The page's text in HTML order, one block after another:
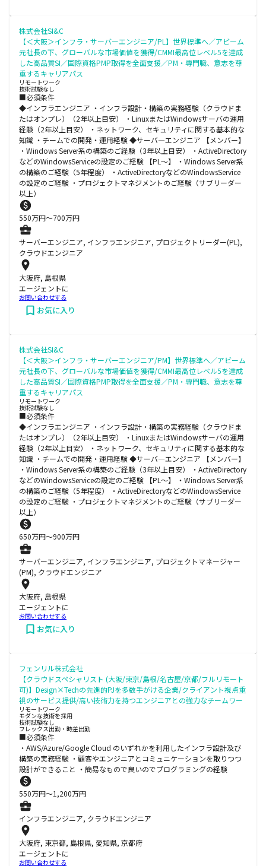
株式会社SI&C
【＜大阪＞インフラ・サーバーエンジニア/PL】世界標準へ／アビーム
元社長の下、グローバルな市場価値を獲得/CMMI最高位レベル5を達成
した高品質SI／国際資格PMP取得を全面支援／PM・専門職、意志を尊
重するキャリアパス
リモートワーク
技術試験なし
■必須条件
◆インフラエンジニア ・インフラ設計・構築の実務経験（クラウドま
たはオンプレ）（2年以上目安） ・LinuxまたはWindowsサーバの運用
経験（2年以上目安） ・ネットワーク、セキュリティに関する基本的な
知識 ・チームでの開発・運用経験 ◆サーバ―エンジニア 【メンバー】
・Windows Server系の構築のご経験（3年以上目安） ・ActiveDirectory
などのWindowsServiceの設定のご経験 【PL～】 ・Windows Server系
の構築のご経験（5年程度） ・ActiveDirectoryなどのWindowsService
の設定のご経験 ・プロジェクトマネジメントのご経験（サブリーダー
以上）
550万円〜700万円
サーバーエンジニア, インフラエンジニア, プロジェクトリーダー(PL),
クラウドエンジニア
大阪府, 島根県
エージェントに
お問い合わせする
お気に入り
株式会社SI&C
【＜大阪＞インフラ・サーバーエンジニア/PM】世界標準へ／アビーム
元社長の下、グローバルな市場価値を獲得/CMMI最高位レベル5を達成
した高品質SI／国際資格PMP取得を全面支援／PM・専門職、意志を尊
重するキャリアパス
リモートワーク
技術試験なし
■必須条件
◆インフラエンジニア ・インフラ設計・構築の実務経験（クラウドま
たはオンプレ）（2年以上目安） ・LinuxまたはWindowsサーバの運用
経験（2年以上目安） ・ネットワーク、セキュリティに関する基本的な
知識 ・チームでの開発・運用経験 ◆サーバ―エンジニア 【メンバー】
・Windows Server系の構築のご経験（3年以上目安） ・ActiveDirectory
などのWindowsServiceの設定のご経験 【PL～】 ・Windows Server系
の構築のご経験（5年程度） ・ActiveDirectoryなどのWindowsService
の設定のご経験 ・プロジェクトマネジメントのご経験（サブリーダー
以上）
650万円〜900万円
サーバーエンジニア, インフラエンジニア, プロジェクトマネージャー
(PM), クラウドエンジニア
大阪府, 島根県
エージェントに
お問い合わせする
お気に入り
フェンリル株式会社
【クラウドスペシャリスト (大阪/東京/島根/名古屋/京都/フルリモート
可)】Design×Techの先進的PJを多数手がける企業/クライアント視点重
視のサービス提供/高い技術力を持つエンジニアとの強力なチームワー
リモートワーク
モダンな技術を採用
技術試験なし
フレックス出勤・時差出勤
■必須条件
・AWS/Azure/Google Cloud のいずれかを利用したインフラ設計及び
構築の実務経験 ・顧客やエンジニアとコミュニケーションを取りつつ
設計ができること ・簡易なもので良いのでプログラミングの経験
550万円〜1,200万円
インフラエンジニア, クラウドエンジニア
大阪府, 東京都, 島根県, 愛知県, 京都府
エージェントに
お問い合わせする